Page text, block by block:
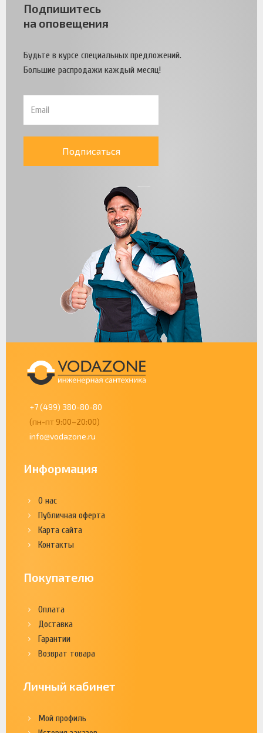
Подпишитесь
на оповещения
Будьте в курсе специальных предложений.
Большие распродажи каждый месяц!
Подписаться
+7 (499) 380-80-80
(пн-пт 9:00–20:00)
info@vodazone.ru
Информация
О нас
Публичная оферта
Карта сайта
Контакты
Покупателю
Оплата
Доставка
Гарантии
Возврат товара
Личный кабинет
Мой профиль